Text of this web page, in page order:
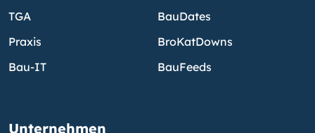
TGA
Praxis
Bau-IT
BauDates
BroKatDowns
BauFeeds
Unternehmen